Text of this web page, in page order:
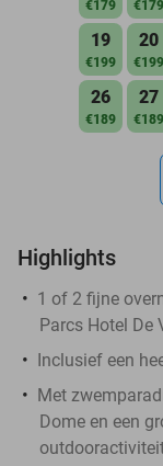
€179 €179
19
€199
20
€199
26
€189
27
€189
Highlights
1 of 2 fijne
Parcs Hotel De
Inclusief een
Met
Dome en een